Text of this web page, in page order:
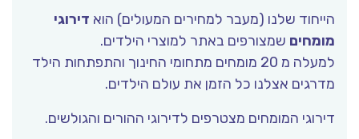
הייחוד שלנו (מעבר למחירים המעולים) הוא דירוגי
מומחים שמצורפים באתר למוצרי הילדים.
למעלה מ 20 מומחים מתחומי החינוך והתפתחות הילד
מדרגים אצלנו כל הזמן את עולם הילדים.
דירוגי המומחים מצטרפים לדירוגי ההורים והגולשים.